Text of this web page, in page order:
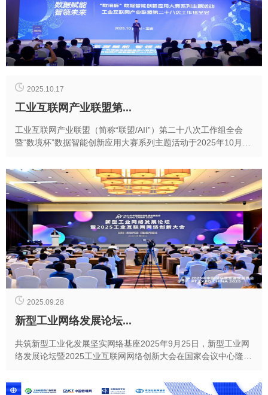
2025.10.17
工业互联网产业联盟第...
工业互联网产业联盟（简称“联盟/AII”）第二十八次工作组全会
暨“数境杯”数据智能创新应用大赛系列主题活动于2025年10月16
2025.09.28
新型工业网络发展论坛...
共筑新型工业化发展坚实网络基座2025年9月25日，新型工业网
络发展论坛暨2025工业互联网网络创新大会在国家会议中心隆重